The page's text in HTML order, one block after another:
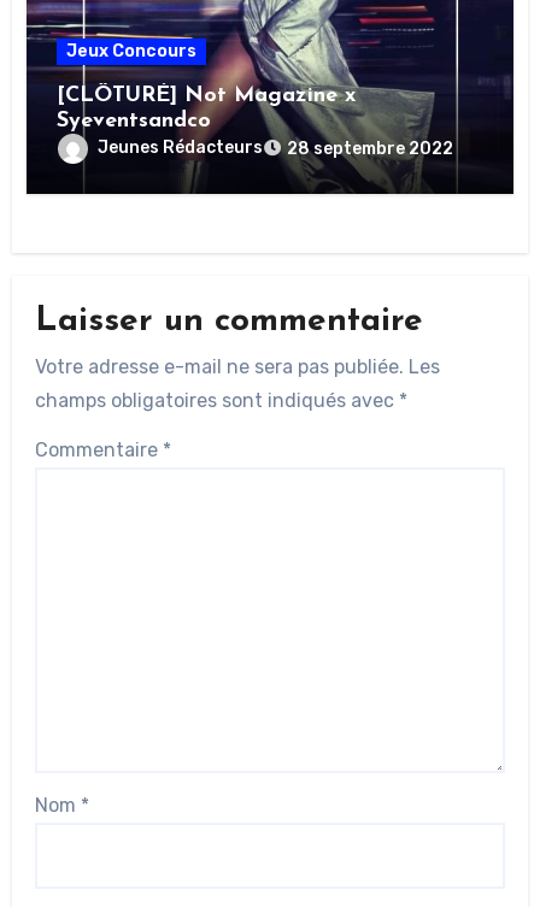
Jeux Concours
[CLÔTURÉ] Not Magazine x
Syeventsandco
Jeunes Rédacteurs 28 septembre 2022
Laisser un commentaire
Votre adresse e-mail ne sera pas publiée. Les
champs obligatoires sont indiqués avec *
Commentaire *
Nom *